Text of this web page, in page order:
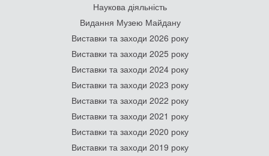
Наукова діяльність
Видання Музею Майдану
Виставки та заходи 2026 року
Виставки та заходи 2025 року
Виставки та заходи 2024 року
Виставки та заходи 2023 року
Виставки та заходи 2022 року
Виставки та заходи 2021 року
Виставки та заходи 2020 року
Виставки та заходи 2019 року